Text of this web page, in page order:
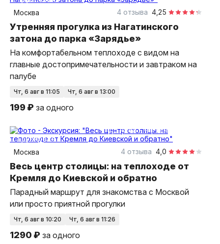
Москва
4,25
4 отзыва
Утренняя прогулка из Нагатинского
затона до парка «Зарядье»
На комфортабельном теплоходе с видом на
главные достопримечательности и завтраком на
палубе
чт, 6 авг в 11:05 чт, 6 авг в 13:00
199 ₽ за одного
2,5 часа
на теплоходе
групповая
Москва
4,0
4 отзыва
Весь центр столицы: на теплоходе от
Кремля до Киевской и обратно
Парадный маршрут для знакомства с Москвой
или просто приятной прогулки
чт, 6 авг в 10:20 чт, 6 авг в 11:26
1290 ₽ за одного